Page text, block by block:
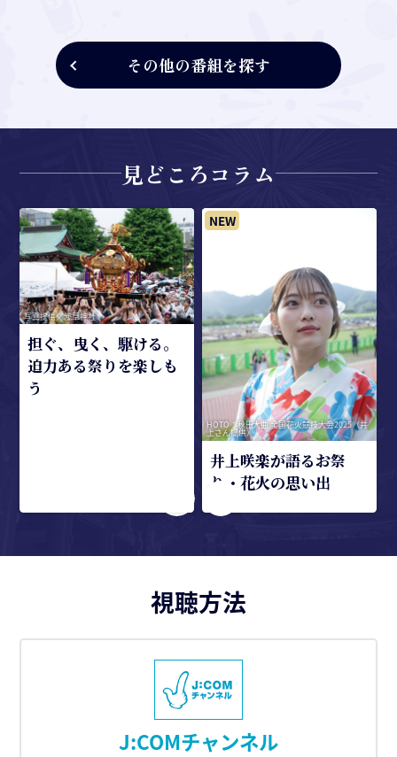
その他の番組を探す
見どころコラム
写真提供／浅草神社
担ぐ、曳く、駆ける。
迫力ある祭りを楽しも
う
HOTO：秋田大曲 全国花火競技大会2025（井
上さん提供）
井上咲楽が語るお祭
り・花火の思い出
視聴方法
J:COMチャンネル